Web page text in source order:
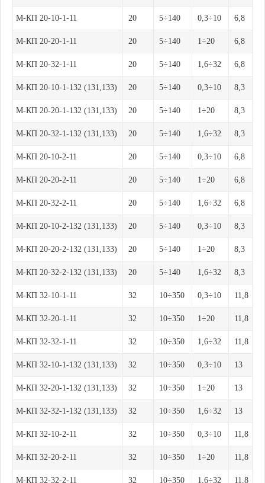
М-КП 20-10-1-11 20 5÷140 0,3÷10 6,8
М-КП 20-20-1-11 20 5÷140 1÷20 6,8
М-КП 20-32-1-11 20 5÷140 1,6÷32 6,8
М-КП 20-10-1-132 (131,133) 20 5÷140 0,3÷10 8,3
М-КП 20-20-1-132 (131,133) 20 5÷140 1÷20 8,3
М-КП 20-32-1-132 (131,133) 20 5÷140 1,6÷32 8,3
М-КП 20-10-2-11 20 5÷140 0,3÷10 6,8
М-КП 20-20-2-11 20 5÷140 1÷20 6,8
М-КП 20-32-2-11 20 5÷140 1,6÷32 6,8
М-КП 20-10-2-132 (131,133) 20 5÷140 0,3÷10 8,3
М-КП 20-20-2-132 (131,133) 20 5÷140 1÷20 8,3
М-КП 20-32-2-132 (131,133) 20 5÷140 1,6÷32 8,3
М-КП 32-10-1-11 32 10÷350 0,3÷10 11,8
М-КП 32-20-1-11 32 10÷350 1÷20 11,8
М-КП 32-32-1-11 32 10÷350 1,6÷32 11,8
М-КП 32-10-1-132 (131,133) 32 10÷350 0,3÷10 13
М-КП 32-20-1-132 (131,133) 32 10÷350 1÷20 13
М-КП 32-32-1-132 (131,133) 32 10÷350 1,6÷32 13
М-КП 32-10-2-11 32 10÷350 0,3÷10 11,8
М-КП 32-20-2-11 32 10÷350 1÷20 11,8
М-КП 32-32-2-11 32 10÷350 1,6÷32 11,8